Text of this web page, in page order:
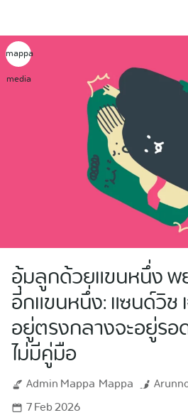
content
mappa
media
อุ้มลูกด้วยแขนหนึ่ง
อีกแขนหนึ่ง: แซนด์วิช
อยู่ตรงกลางจะอยู่รอ
ไม่มีคู่มือ
Admin Mappa Mappa
7 Feb 2026